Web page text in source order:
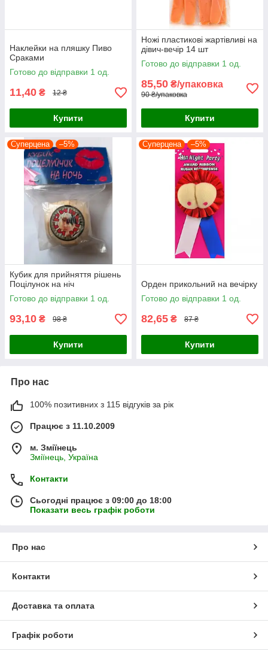
Наклейки на пляшку Пиво
Сраками
Готово до відправки 1 од.
11,40 ₴ 12 ₴
Купити
Ножі пластикові жартівливі на
дівич-вечір 14 шт
Готово до відправки 1 од.
85,50 ₴/упаковка
90 ₴/упаковка
Купити
Суперцена –5%
Кубик для прийняття рішень
Поцілунок на ніч
Готово до відправки 1 од.
93,10 ₴ 98 ₴
Купити
Суперцена –5%
Орден прикольний на вечірку
Готово до відправки 1 од.
82,65 ₴ 87 ₴
Купити
Про нас
100% позитивних з 115 відгуків за рік
Працює з 11.10.2009
м. Зміїнець
Зміїнець, Україна
Контакти
Сьогодні працює з 09:00 до 18:00
Показати весь графік роботи
Про нас
Контакти
Доставка та оплата
Графік роботи